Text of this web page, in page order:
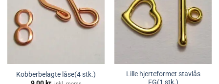
Kobberbelagte låse(4 stk.)
Lille hjerteformet stavlås
FG(1 stk.)